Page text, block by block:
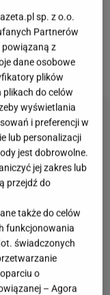
Para była
sobą kilka
sp. z o.o.
Partnerów
powiązaną z
dane osobowe
plików
do celów
wyświetlania
i preferencji w
lub personalizacji
jest dobrowolne.
jej zakres lub
przejdź do
także do celów
funkcjonowania
świadczonych
o
– Agora